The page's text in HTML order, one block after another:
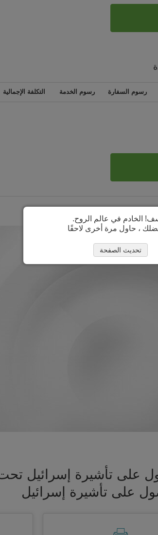
رسوم السفارة رسوم الخدمة التكلفة الإجمالية
على تأشيرة إسرائيل
على تأشيرة إسرائيل
الخادم في عالم الروح.
، حاول مرة أخرى لاحقًا
تحديث الصفحة